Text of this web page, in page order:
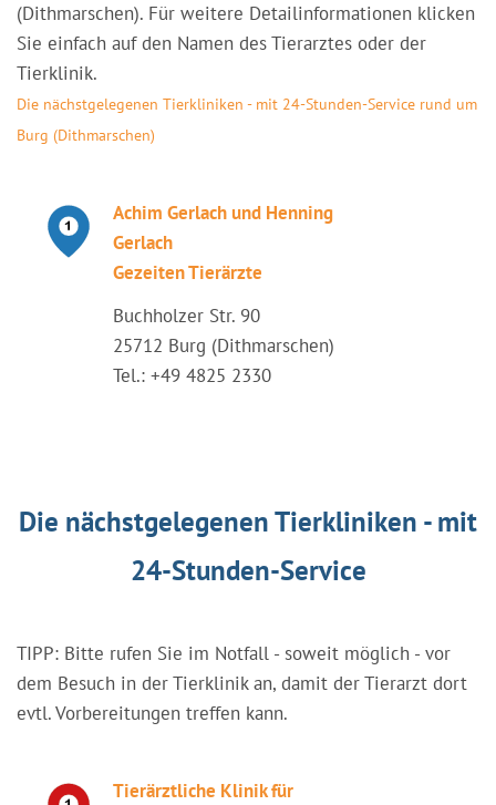
(Dithmarschen). Für weitere Detailinformationen klicken
Sie einfach auf den Namen des Tierarztes oder der
Tierklinik.
Die nächstgelegenen Tierkliniken - mit 24-Stunden-Service rund um
Burg (Dithmarschen)
Achim Gerlach und Henning
Gerlach
Gezeiten Tierärzte
Buchholzer Str. 90
25712 Burg (Dithmarschen)
Tel.: +49 4825 2330
Die nächstgelegenen Tierkliniken - mit
24-Stunden-Service
TIPP: Bitte rufen Sie im Notfall - soweit möglich - vor
dem Besuch in der Tierklinik an, damit der Tierarzt dort
evtl. Vorbereitungen treffen kann.
Tierärztliche Klinik für